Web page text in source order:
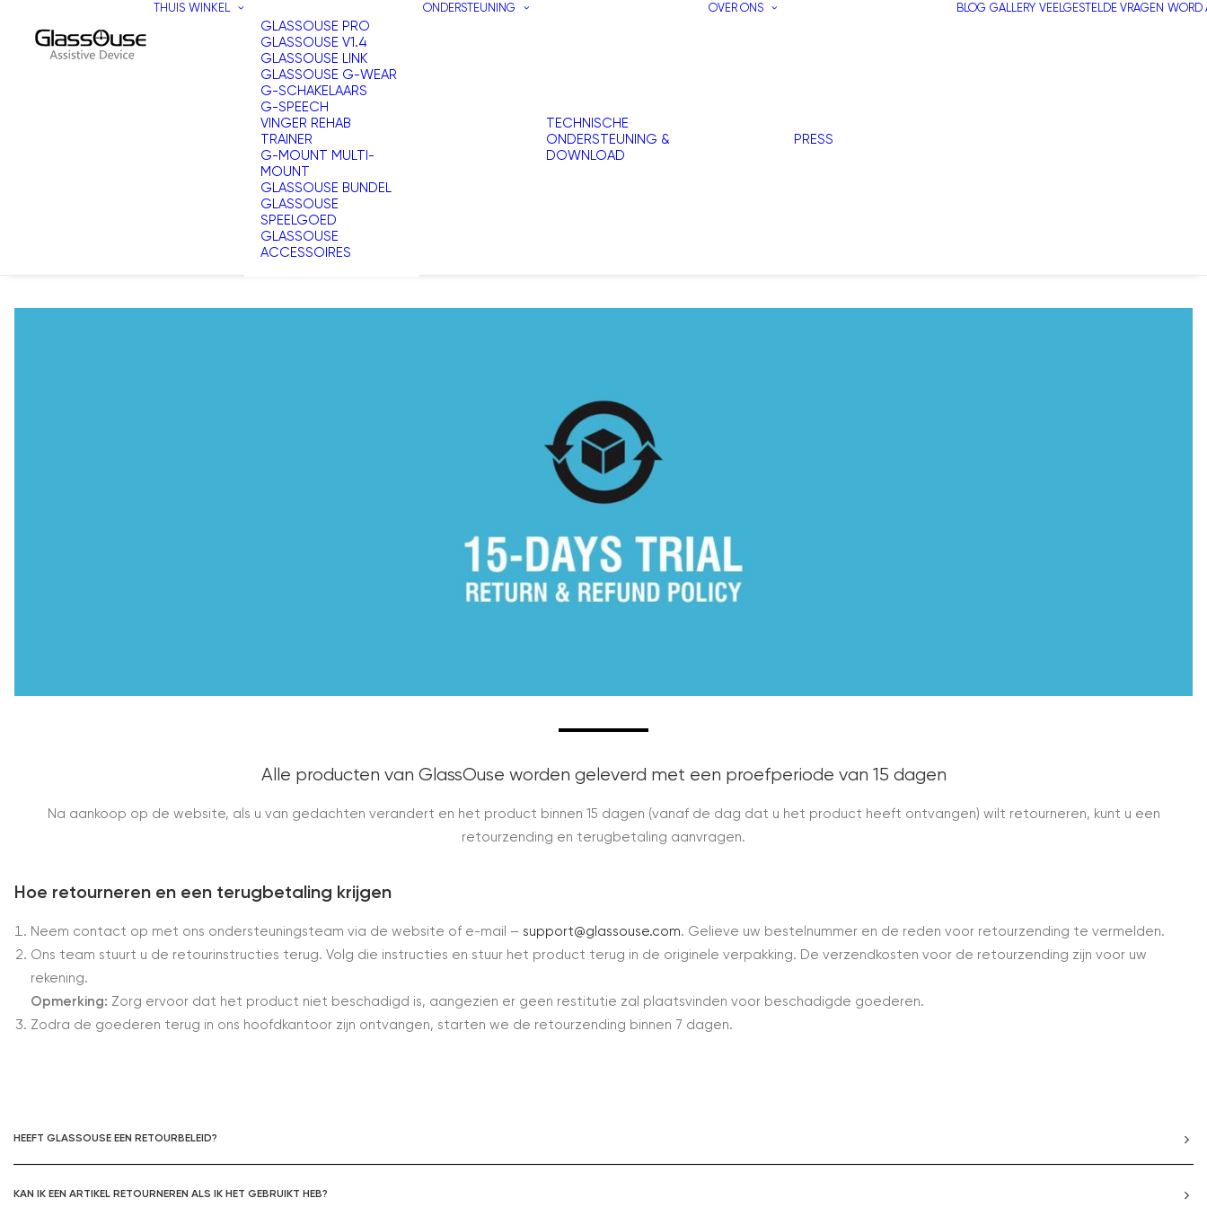
THUIS WINKEL
GLASSOUSE PRO
GLASSOUSE V1.4
GLASSOUSE LINK
GLASSOUSE G-WEAR
G-SCHAKELAARS
G-SPEECH
VINGER REHAB
TRAINER
G-MOUNT MULTI-
MOUNT
GLASSOUSE BUNDEL
GLASSOUSE
SPEELGOED
GLASSOUSE
ACCESSOIRES
ONDERSTEUNING
TECHNISCHE
ONDERSTEUNING &
DOWNLOAD
OVER ONS
PRESS
BLOG GALLERY VEELGESTELDE VRAGEN WORD
Alle producten van GlassOuse worden geleverd met een proefperiode van 15 dagen
Na aankoop op de website, als u van gedachten verandert en het product binnen 15 dagen (vanaf de dag dat u het product heeft ontvangen) wilt retourneren, kunt u een
retourzending en terugbetaling aanvragen.
Hoe retourneren en een terugbetaling krijgen
Neem contact op met ons ondersteuningsteam via de website of e-mail – support@glassouse.com. Gelieve uw bestelnummer en de reden voor retourzending te vermelden.
Ons team stuurt u de retourinstructies terug. Volg die instructies en stuur het product terug in de originele verpakking. De verzendkosten voor de retourzending zijn voor uw
rekening.
Opmerking: Zorg ervoor dat het product niet beschadigd is, aangezien er geen restitutie zal plaatsvinden voor beschadigde goederen.
Zodra de goederen terug in ons hoofdkantoor zijn ontvangen, starten we de retourzending binnen 7 dagen.
HEEFT GLASSOUSE EEN RETOURBELEID?
KAN IK EEN ARTIKEL RETOURNEREN ALS IK HET GEBRUIKT HEB?